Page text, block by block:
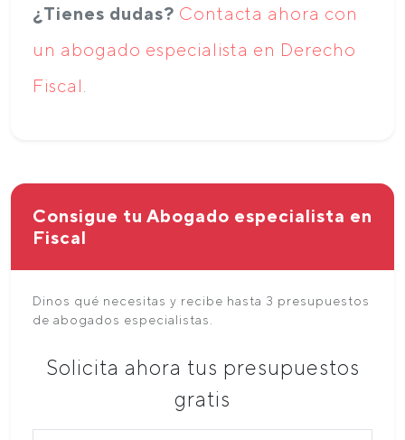
¿Tienes dudas? Contacta ahora con
un abogado especialista en Derecho
Fiscal
Consigue tu Abogado especialista en
Fiscal
Dinos qué necesitas y recibe hasta 3 presupuestos
de abogados especialistas.
Solicita ahora tus presupuestos
gratis